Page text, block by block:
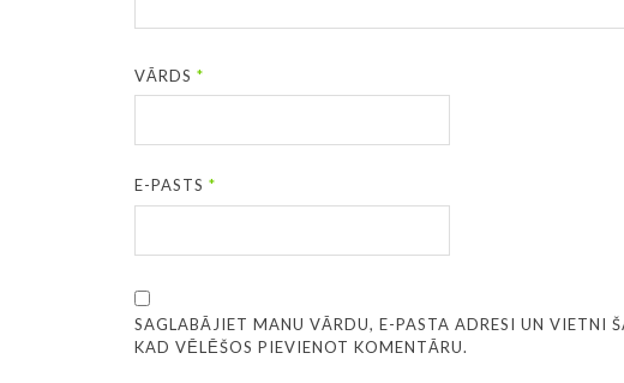
VĀRDS*
E-PASTS*
SAGLABĀJIET MANU VĀRDU, E-PASTA ADRESI UN VIETNI
KAD VĒLĒŠOS PIEVIENOT KOMENTĀRU.